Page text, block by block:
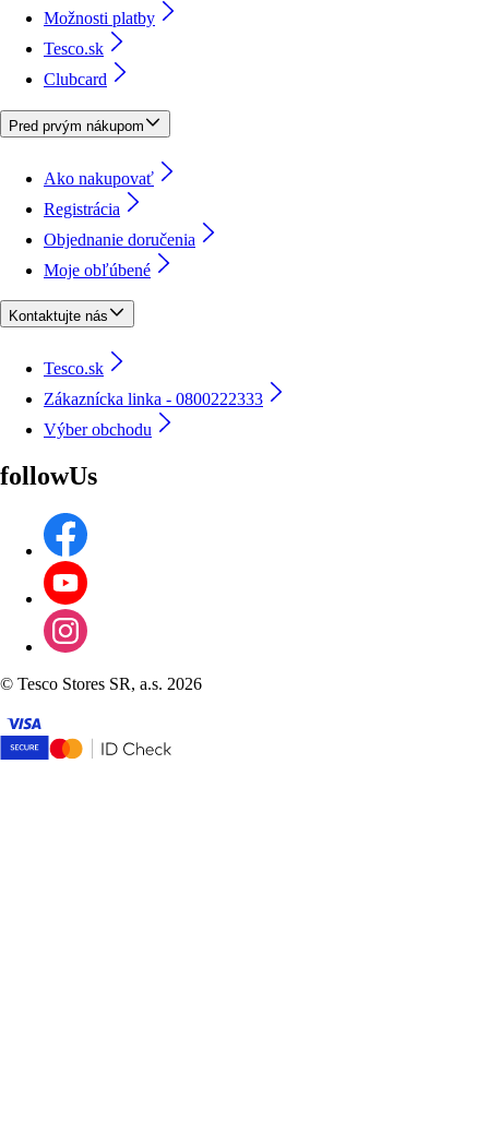
Možnosti platby
Tesco.sk
Clubcard
Pred prvým nákupom
Ako nakupovať
Registrácia
Objednanie doručenia
Moje obľúbené
Kontaktujte nás
Tesco.sk
Zákaznícka linka - 0800222333
Výber obchodu
followUs
© Tesco Stores SR, a.s. 2026